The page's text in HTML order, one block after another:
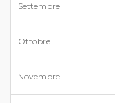
Settembre
Ottobre
Novembre